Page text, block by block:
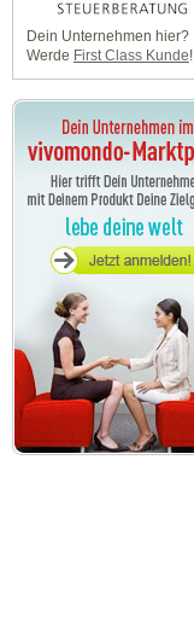
Dein Unternehmen hier?
Werde First Class Kunde!